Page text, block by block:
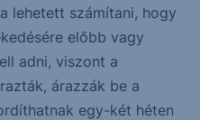
lehetett számítani, hogy
előbb vagy
adni, viszont a
árazzák be a
egy-két héten